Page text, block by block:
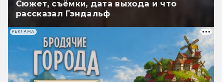
Сюжет, съёмки, дата выхода и что
рассказал Гэндальф
РЕКЛАМА